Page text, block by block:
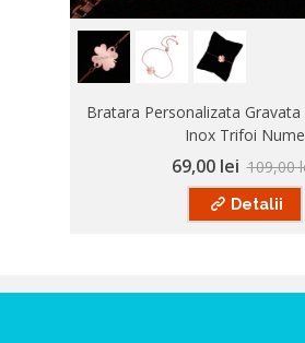
Bratara Personalizata Gravata
Inox Trifoi Nume
69,00 lei 109,00
Detalii